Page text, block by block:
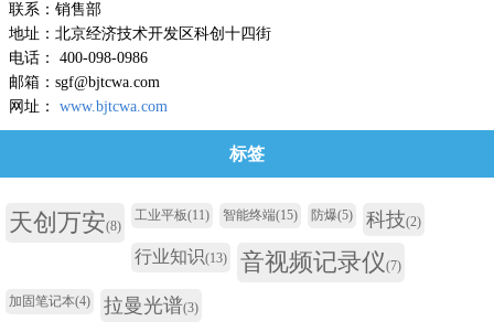
联系：销售部
地址：北京经济技术开发区科创十四街
电话： 400-098-0986
邮箱：sgf@bjtcwa.com
网址： www.bjtcwa.com
标签
天创万安(8)
工业平板(11) 智能终端(15) 防爆(5) 科技(2)
行业知识(13) 音视频记录仪(7)
加固笔记本(4) 拉曼光谱(3)